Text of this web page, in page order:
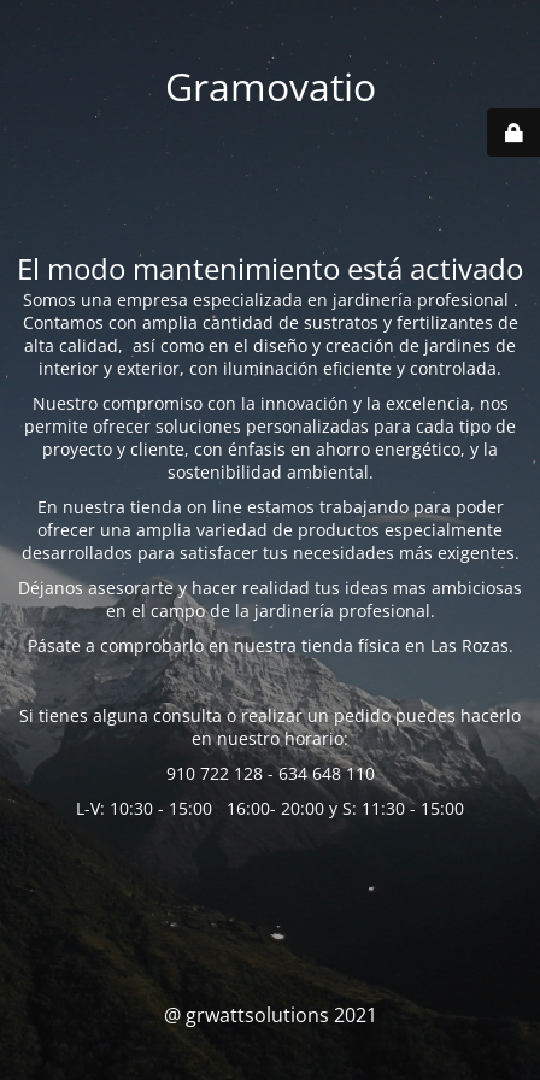
Gramovatio
El modo mantenimiento está activado
Somos una empresa especializada en jardinería profesional .
Contamos con amplia cantidad de sustratos y fertilizantes de
alta calidad, así como en el diseño y creación de jardines de
interior y exterior, con iluminación eficiente y controlada.
Nuestro compromiso con la innovación y la excelencia, nos
permite ofrecer soluciones personalizadas para cada tipo de
proyecto y cliente, con énfasis en ahorro energético, y la
sostenibilidad ambiental.
En nuestra tienda on line estamos trabajando para poder
ofrecer una amplia variedad de productos especialmente
desarrollados para satisfacer tus necesidades más exigentes.
Déjanos asesorarte y hacer realidad tus ideas mas ambiciosas
en el campo de la jardinería profesional.
Pásate a comprobarlo en nuestra tienda física en Las Rozas.
Si tienes alguna consulta o realizar un pedido puedes hacerlo
en nuestro horario:
910 722 128 - 634 648 110
L-V: 10:30 - 15:00 16:00- 20:00 y S: 11:30 - 15:00
@ grwattsolutions 2021